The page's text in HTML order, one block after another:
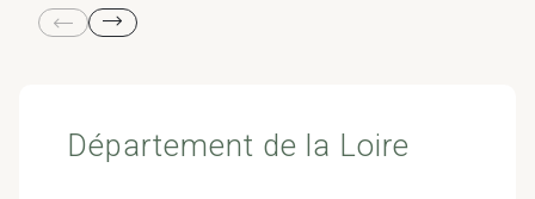
& Transition
Département de la Loire